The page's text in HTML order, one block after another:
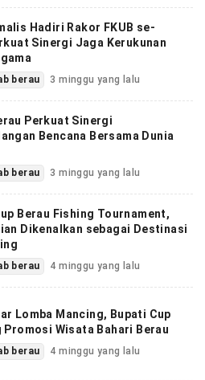
Hadiri Rakor FKUB se-
Sinergi Jaga Kerukunan
berau 3 minggu yang lalu
Perkuat Sinergi
Bencana Bersama Dunia
berau 3 minggu yang lalu
Berau Fishing Tournament,
Dikenalkan sebagai Destinasi
berau 4 minggu yang lalu
Lomba Mancing, Bupati Cup
Promosi Wisata Bahari Berau
berau 4 minggu yang lalu